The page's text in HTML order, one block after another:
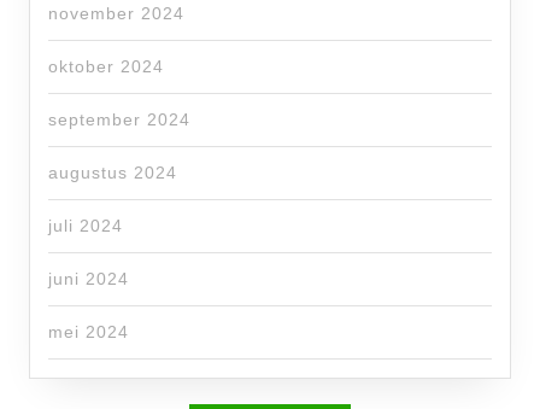
november 2024
oktober 2024
september 2024
augustus 2024
juli 2024
juni 2024
mei 2024